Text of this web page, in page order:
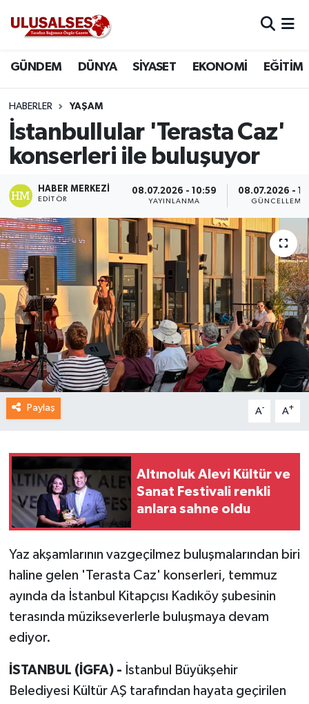
GÜNDEM DÜNYA SİYASET EKONOMİ EĞİTİM
HABERLER YAŞAM
İstanbullular 'Terasta Caz'
konserleri ile buluşuyor
HABER MERKEZI
EDITÖR
08.07.2026 - 10:59
YAYINLANMA
08.07.2026 -
GÜNCELLEME
Paylaş A- A+
Altınoluk Alevi Kültür ve
Sanat Festivali renkli
anlara sahne oldu
Yaz akşamlarının vazgeçilmez buluşmalarından biri
haline gelen 'Terasta Caz' konserleri, temmuz
ayında da İstanbul Kitapçısı Kadıköy şubesinin
terasında müzikseverlerle buluşmaya devam
ediyor.
İSTANBUL (İGFA) - İstanbul Büyükşehir
Belediyesi Kültür AŞ tarafından hayata geçirilen
DÜNYA
SİYASET
EKONOMİ
EĞİTİM
SAĞLIK
MAGAZİN
SPOR
Trafik Durumu
Süper Lig Puan Durumu ve Fikstür
Tüm Manşetler
Son Dakika Haberleri
Haber Arşivi